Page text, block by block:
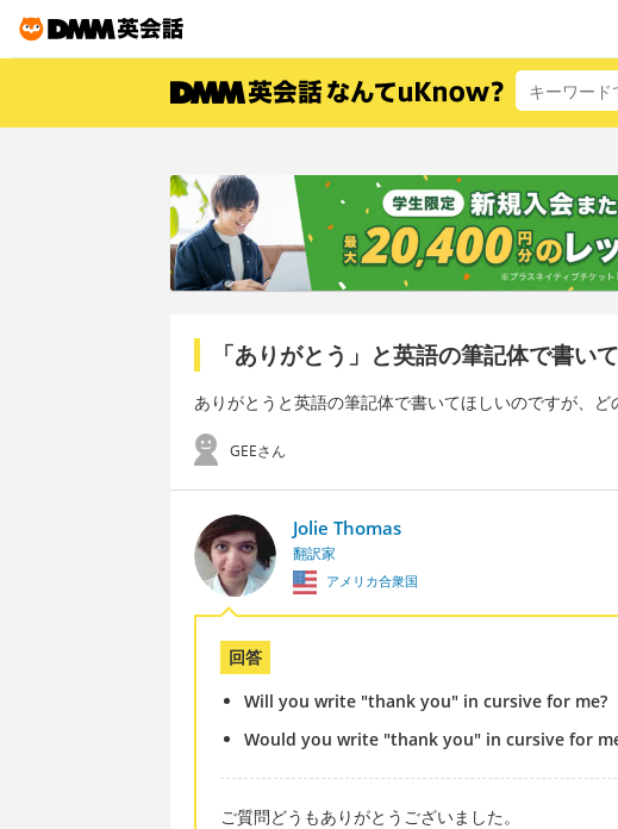
「ありがとう」と英語の筆記体で書い
ありがとうと英語の筆記体で書いてほしいのですが、
GEEさん
Jolie Thomas
翻訳家
アメリカ合衆国
回答
Will you write "thank you" in cursive for me?
Would you write "thank you" in cursive for
ご質問どうもありがとうございました。